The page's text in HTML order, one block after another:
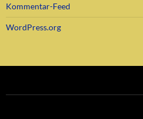
Kommentar-Feed
WordPress.org